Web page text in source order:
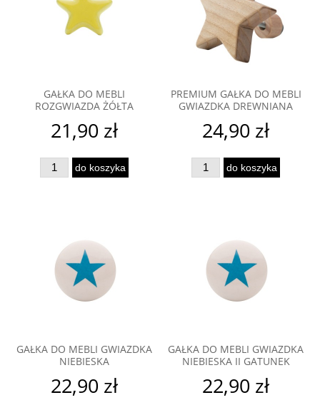
GAŁKA DO MEBLI
ROZGWIAZDA ŻÓŁTA
21,90 zł
do koszyka
PREMIUM GAŁKA DO MEBLI
GWIAZDKA DREWNIANA
24,90 zł
do koszyka
GAŁKA DO MEBLI GWIAZDKA
NIEBIESKA
22,90 zł
GAŁKA DO MEBLI GWIAZDKA
NIEBIESKA II GATUNEK
22,90 zł